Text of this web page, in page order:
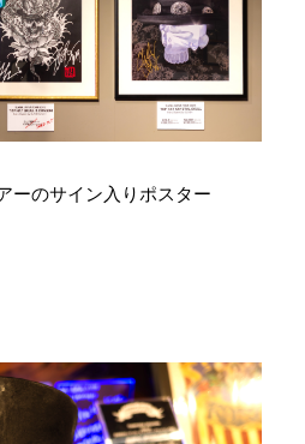
ーのサイン入りポスター